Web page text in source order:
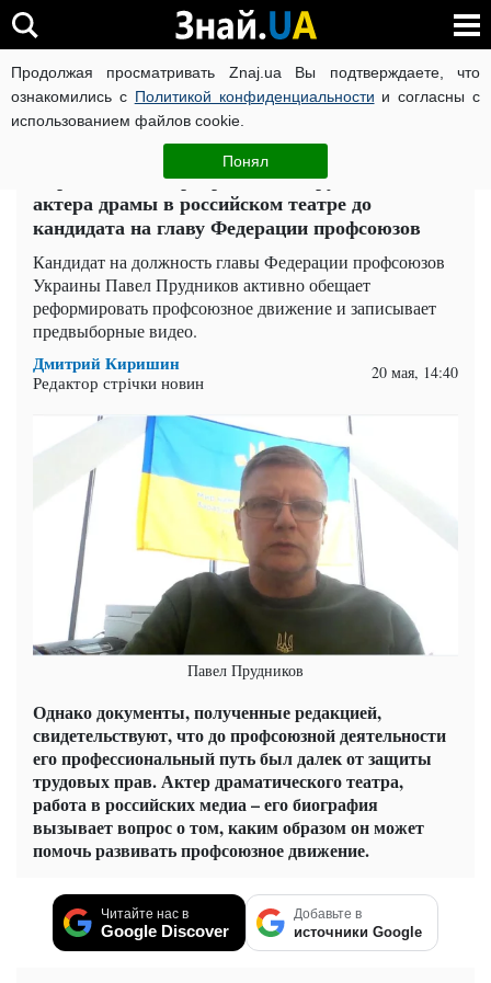
Продолжая просматривать Znaj.ua Вы подтверждаете, что
ознакомились с Политикой конфиденциальности и согласны с
использованием файлов cookie.
Понял
ВОЙНА РОССИИ ПРОТИВ УКРАИНЫ КОРОНАВИРУС В
Компромат ЧИТАТИ УКРАЇНСЬКОЮ
Карколомная карьера Павла Прудникова: от
актера драмы в российском театре до
кандидата на главу Федерации профсоюзов
Кандидат на должность главы Федерации профсоюзов
Украины Павел Прудников активно обещает
реформировать профсоюзное движение и записывает
предвыборные видео.
Дмитрий Киришин
Редактор стрічки новин 20 мая, 14:40
Павел Прудников
Однако документы, полученные редакцией,
свидетельствуют, что до профсоюзной деятельности
его профессиональный путь был далек от защиты
трудовых прав. Актер драматического театра,
работа в российских медиа – его биография
вызывает вопрос о том, каким образом он может
помочь развивать профсоюзное движение.
Читайте нас в
Google Discover
Добавьте в
источники Google